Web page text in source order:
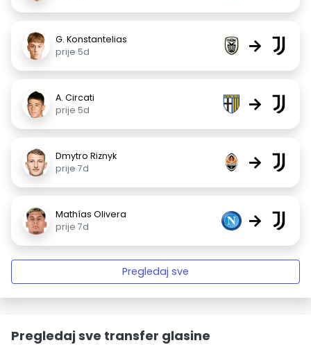
G. Konstantelias
prije 5d
→
A. Circati
prije 5d
→
Dmytro Riznyk
prije 7d
→
Mathías Olivera
prije 7d
→
Pregledaj sve
Pregledaj sve transfer glasine